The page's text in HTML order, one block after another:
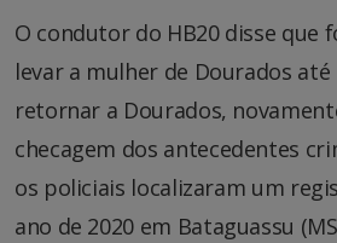
O condutor do HB20 disse que
levar a mulher de Dourados até
retornar a Dourados,
checagem dos antecedentes
os policiais localizaram um
ano de 2020 em Bataguassu